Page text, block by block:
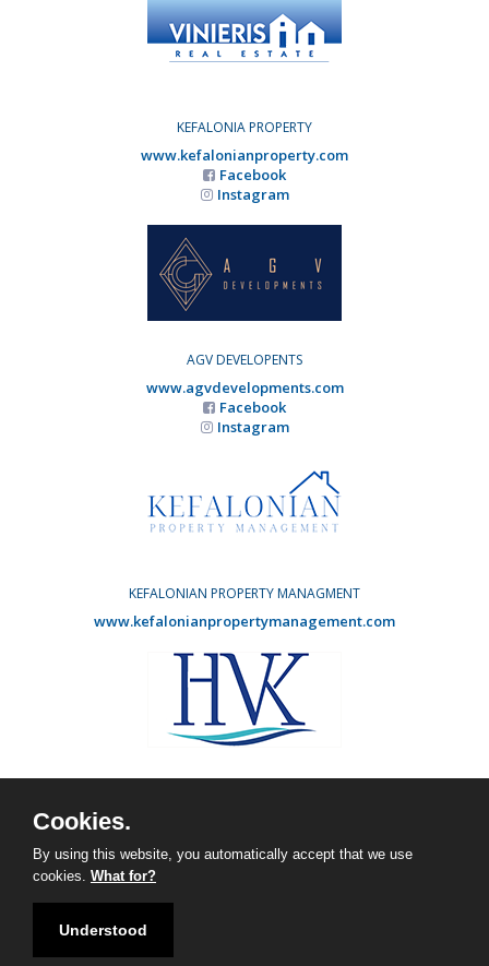
KEFALONIA PROPERTY
www.kefalonianproperty.com
Facebook
Instagram
AGV DEVELOPENTS
www.agvdevelopments.com
Facebook
Instagram
KEFALONIAN PROPERTY MANAGMENT
www.kefalonianpropertymanagement.com
Instagram
Copyright © 2026 | Vinieris Real Estate |
Managed by Listings.gr
Cookies.
By using this website, you automatically accept that we use
cookies. What for?
Understood